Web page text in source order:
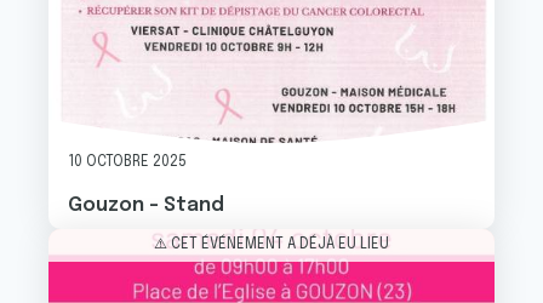
10 OCTOBRE 2025
Gouzon - Stand
⚠️ CET ÉVÉNEMENT A DÉJÀ EU LIEU